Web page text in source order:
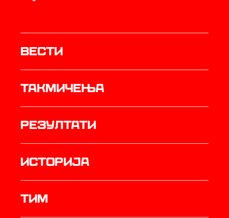
Вести
Такмичења
резултати
историја
ТИМ